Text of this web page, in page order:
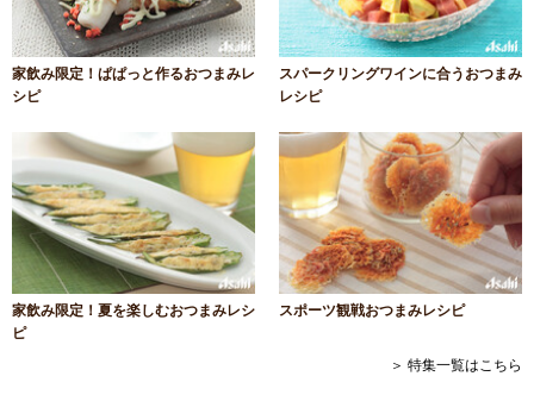
家飲み限定！ぱぱっと作るおつまみレ
シピ
スパークリングワインに合うおつまみ
レシピ
家飲み限定！夏を楽しむおつまみレシ
ピ
スポーツ観戦おつまみレシピ
＞ 特集一覧はこちら